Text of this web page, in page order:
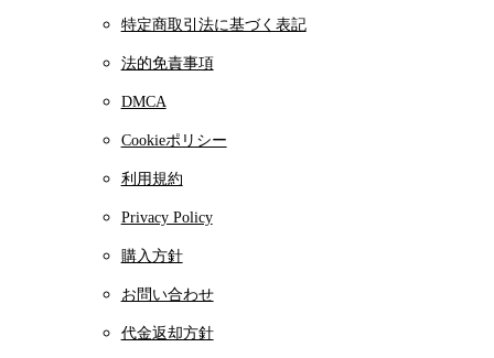
特定商取引法に基づく表記
法的免責事項
DMCA
Cookieポリシー
利用規約
Privacy Policy
購入方針
お問い合わせ
代金返却方針